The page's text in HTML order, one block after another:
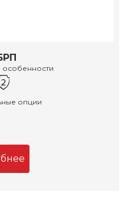
особенности
опции